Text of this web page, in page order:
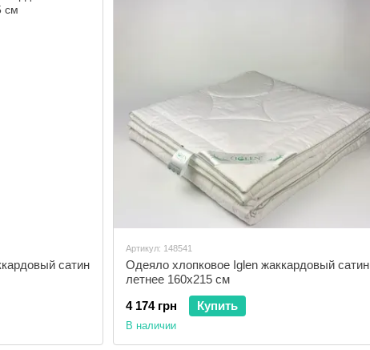
сатин
Артикул: 148541
Одеяло хлопковое Iglen жаккардовый сатин
летнее 160x215 см
4 174 грн
Купить
В наличии